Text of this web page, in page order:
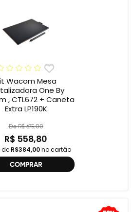
Wacom Mesa
One By
, CTL672 + Caneta
Extra LP190K
De R$ 675,00
R$ 558,80
de R$384,00no cartão
COMPRAR